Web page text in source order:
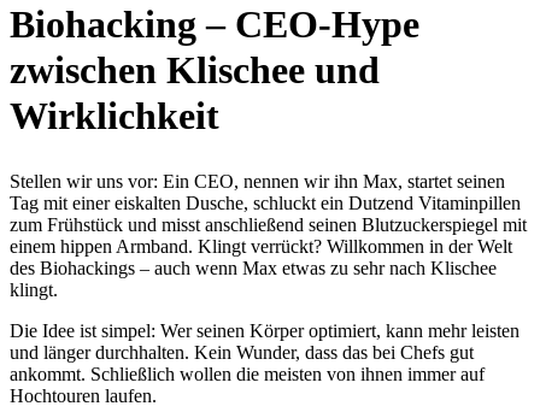
Biohacking – CEO-Hype
zwischen Klischee und
Wirklichkeit
Stellen wir uns vor: Ein CEO, nennen wir ihn Max, startet seinen
Tag mit einer eiskalten Dusche, schluckt ein Dutzend Vitaminpillen
zum Frühstück und misst anschließend seinen Blutzuckerspiegel mit
einem hippen Armband. Klingt verrückt? Willkommen in der Welt
des Biohackings – auch wenn Max etwas zu sehr nach Klischee
klingt.
Die Idee ist simpel: Wer seinen Körper optimiert, kann mehr leisten
und länger durchhalten. Kein Wunder, dass das bei Chefs gut
ankommt. Schließlich wollen die meisten von ihnen immer auf
Hochtouren laufen.